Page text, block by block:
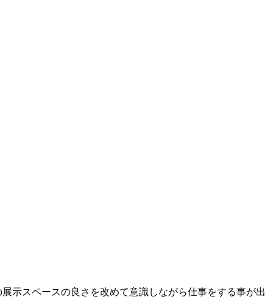
スペースの良さを改めて意識しながら仕事をする事が出